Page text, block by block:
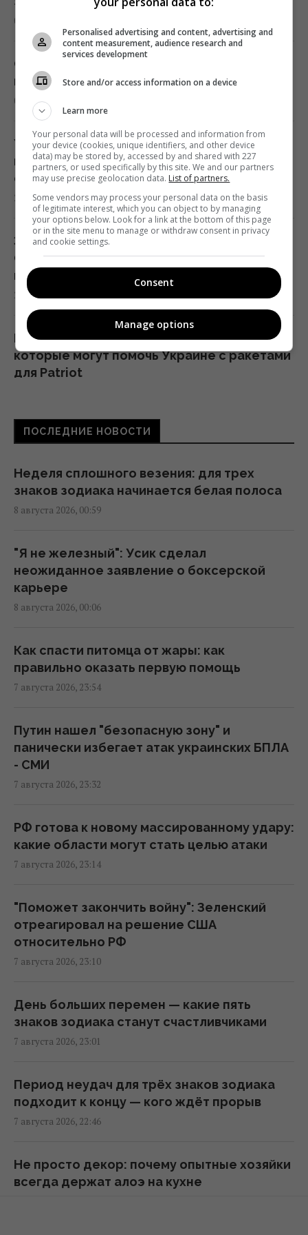
00:32 суббота, 08 августа 2026
Старый монитор еще рано выбрасывать:
как использовать его повторно с пользой
00:05 суббота, 08 августа 2026
Ученые нашли молоток из слоновьей кости
возрастом 500 000 лет: о чем он
свидетельствует
23:58 пятница, 07 августа 2026
Зеленский отреагировал на принятие
Сенатом США законопроекта о санкциях
против РФ
23:53 пятница, 07 августа 2026
Есть два варианта: эксперт назвал страны,
которые могут помочь Украине с ракетами
для Patriot
Бывшему главе МИД Венгрии может
СМИ
23:17 пятница, 07 августа 2026
высокомерного человека: психолог
раскрыла секрет
23:07 пятница, 07 августа 2026
Германии летали подозрительные дроны, -
СМИ
22:33 пятница, 07 августа 2026
В печально известных Boeing-737 нашли
еще одну проблему
22:31 пятница, 07 августа 2026
ядерный крейсер за $5 млрд, но есть
проблема
22:12 пятница, 07 августа 2026
Россия намерена окончательно
аннексировать часть Грузии, – страны
НАТО
22:01 пятница, 07 августа 2026
Во время визитов Путина в регионы на АЗС
появляется много дешевого бензина, - Le
Monde
США сделали неутешительный прогноз по
экспорту украинского зерна: Bloomberg
ПОСЛЕДНИЕ НОВОСТИ
Неделя сплошного везения: для трех
знаков зодиака начинается белая полоса
8 августа 2026, 00:59
"Я не железный": Усик сделал
неожиданное заявление о боксерской
карьере
8 августа 2026, 00:06
Как спасти питомца от жары: как
правильно оказать первую помощь
7 августа 2026, 23:54
Путин нашел "безопасную зону" и
панически избегает атак украинских БПЛА
- СМИ
7 августа 2026, 23:32
РФ готова к новому массированному удару:
какие области могут стать целью атаки
7 августа 2026, 23:14
"Поможет закончить войну": Зеленский
отреагировал на решение США
относительно РФ
7 августа 2026, 23:10
День больших перемен — какие пять
знаков зодиака станут счастливчиками
7 августа 2026, 23:01
Период неудач для трёх знаков зодиака
подходит к концу — кого ждёт прорыв
7 августа 2026, 22:46
Не просто декор: почему опытные хозяйки
всегда держат алоэ на кухне
Personalised advertising and content, advertising and
content measurement, audience research and
services development
Store and/or access information on a device
Learn more
Your personal data will be processed and information from
your device (cookies, unique identifiers, and other device
data) may be stored by, accessed by and shared with 227
partners, or used specifically by this site. We and our partners
may use precise geolocation data. List of partners.
Some vendors may process your personal data on the basis
of legitimate interest, which you can object to by managing
your options below. Look for a link at the bottom of this page
or in the site menu to manage or withdraw consent in privacy
and cookie settings.
Consent
Manage options